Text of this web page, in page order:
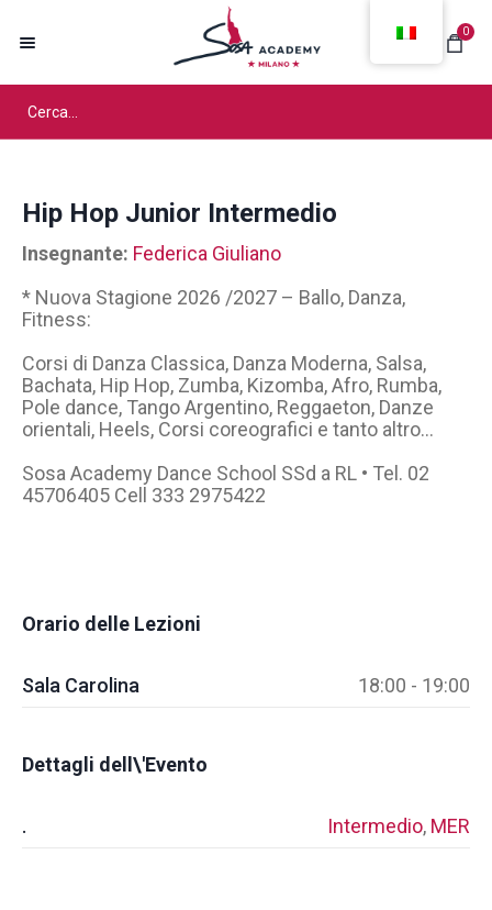
0
Hip Hop Junior Intermedio
Insegnante: Federica Giuliano
* Nuova Stagione 2026 /2027 – Ballo, Danza,
Fitness:
Corsi di Danza Classica, Danza Moderna, Salsa,
Bachata, Hip Hop, Zumba, Kizomba, Afro, Rumba,
Pole dance, Tango Argentino, Reggaeton, Danze
orientali, Heels, Corsi coreografici e tanto altro…
Sosa Academy Dance School SSd a RL • Tel. 02
45706405 Cell 333 2975422
Orario delle Lezioni
Sala Carolina 18:00 - 19:00
Dettagli dell\'Evento
. Intermedio, MER